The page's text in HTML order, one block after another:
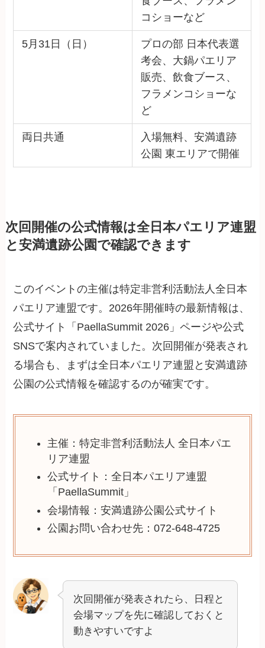
コショーなど
5月31日（日）
プロの部 日本代表選
考会、大鍋パエリア
販売、飲食ブース、
フラメンコショーな
ど
両日共通
入場無料、安満遺跡
公園 東エリアで開催
次回開催の公式情報は全日本パエリア連盟
と安満遺跡公園で確認できます
このイベントの主催は特定非営利活動法人全日本
パエリア連盟です。2026年開催時の最新情報は、
公式サイト「PaellaSummit 2026」ページや公式
SNSで案内されていました。次回開催が発表され
る場合も、まずは全日本パエリア連盟と安満遺跡
公園の公式情報を確認するのが確実です。
主催：特定非営利活動法人 全日本パエ
リア連盟
公式サイト：全日本パエリア連盟
「PaellaSummit」
会場情報：安満遺跡公園公式サイト
公園お問い合わせ先：072-648-4725
次回開催が発表されたら、日程と
会場マップを先に確認しておくと
動きやすいですよ